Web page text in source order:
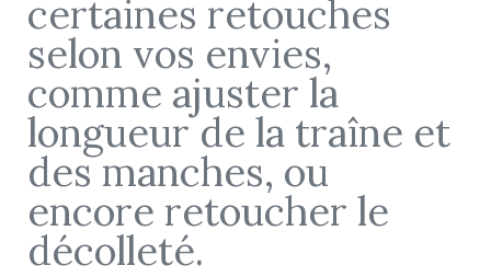
certaines retouches
selon vos envies,
comme ajuster la
longueur de la traîne et
des manches, ou
encore retoucher le
décolleté.